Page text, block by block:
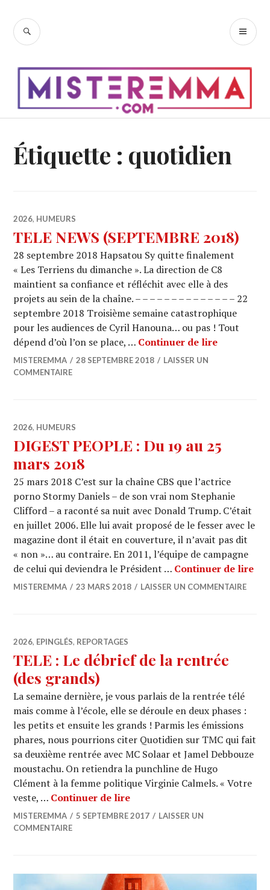
contenu
RECHERCHE
Étiquette : quotidien
2026, HUMEURS
TELE NEWS (SEPTEMBRE 2018)
28 septembre 2018 Hapsatou Sy quitte finalement
« Les Terriens du dimanche ». La direction de C8
maintient sa confiance et réfléchit avec elle à des
projets au sein de la chaîne. – – – – – – – – – – – – – – 22
septembre 2018 Troisième semaine catastrophique
pour les audiences de Cyril Hanouna… ou pas ! Tout
dépend d’où l’on se place, … Continuer de lireTELE
MISTEREMMA 28 SEPTEMBRE 2018
LAISSER UN
COMMENTAIRE
2026, HUMEURS
DIGEST PEOPLE : Du 19 au 25
mars 2018
25 mars 2018 C’est sur la chaîne CBS que l’actrice
porno Stormy Daniels – de son vrai nom Stephanie
Clifford – a raconté sa nuit avec Donald Trump. C’était
en juillet 2006. Elle lui avait proposé de le fesser avec le
magazine dont il était en couverture, il n’avait pas dit
« non »… au contraire. En 2011, l’équipe de campagne
de celui qui deviendra le Président … Continuer de lire
MISTEREMMA 23 MARS 2018 LAISSER UN COMMENTAIRE
2026, EPINGLÉS, REPORTAGES
TELE : Le débrief de la rentrée
(des grands)
La semaine dernière, je vous parlais de la rentrée télé
mais comme à l’école, elle se déroule en deux phases :
les petits et ensuite les grands ! Parmis les émissions
phares, nous pourrions citer Quotidien sur TMC qui fait
sa deuxième rentrée avec MC Solaar et Jamel Debbouze
moustachu. On retiendra la punchline de Hugo
Clément à la femme politique Virginie Calmels. « Votre
veste, … Continuer de lireTELE : Le débrief de la
MISTEREMMA 5 SEPTEMBRE 2017
LAISSER UN
COMMENTAIRE